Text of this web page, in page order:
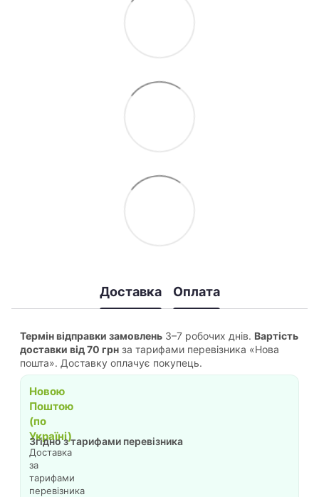
Доставка Оплата
Термін відправки замовлень 3–7 робочих днів. Вартість
доставки від 70 грн за тарифами перевізника «Нова
пошта». Доставку оплачує покупець.
Новою
Поштою
(по
Україні)
Доставка
за
тарифами
перевізника
Згідно з тарифами перевізника